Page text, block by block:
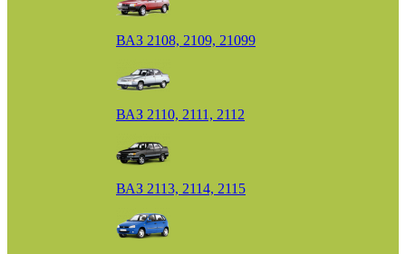
ВАЗ 2108, 2109, 21099
ВАЗ 2110, 2111, 2112
ВАЗ 2113, 2114, 2115